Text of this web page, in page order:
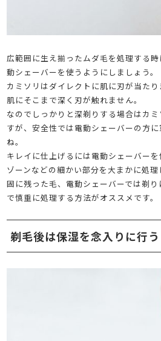
広範囲に生え揃ったムダ毛を処理する
動シェーバーを使うようにしましょう。
カミソリはダイレクトに肌に刃が当た
肌にそこまで深く刃が触れません。
なのでしっかりと深剃りする場合はカ
すが、安全性では電動シェーバーの方
ね。
キレイに仕上げるには電動シェーバー
ゾーンなどの細かい部分を大まかに処
固に残った毛、電動シェーバーでは剃
で慎重に処理する方法がオススメです。
剃毛後は保湿を念入りに行う